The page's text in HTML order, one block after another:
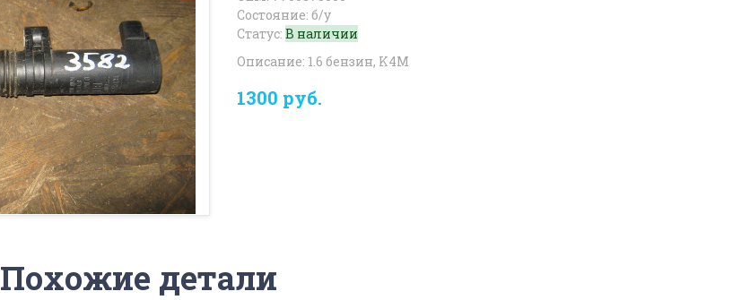
Состояние: б/у
Статус: В наличии
Описание: 1.6 бензин, K4M
1300 руб.
Похожие детали